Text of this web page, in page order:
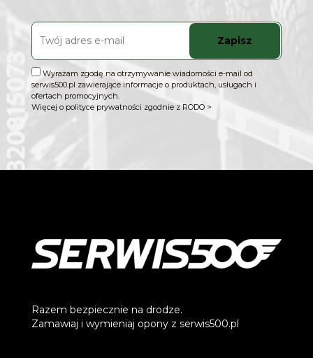
Zapisz
Wyrażam zgodę na otrzymywanie wiadomości e-mail od
serwis500.pl zawierające informacje o produktach, usługach i
ofertach promocyjnych.
Więcej o polityce prywatności zgodnie z RODO >
Razem bezpiecznie na drodze.
Zamawiaj i wymieniaj opony z serwis500.pl